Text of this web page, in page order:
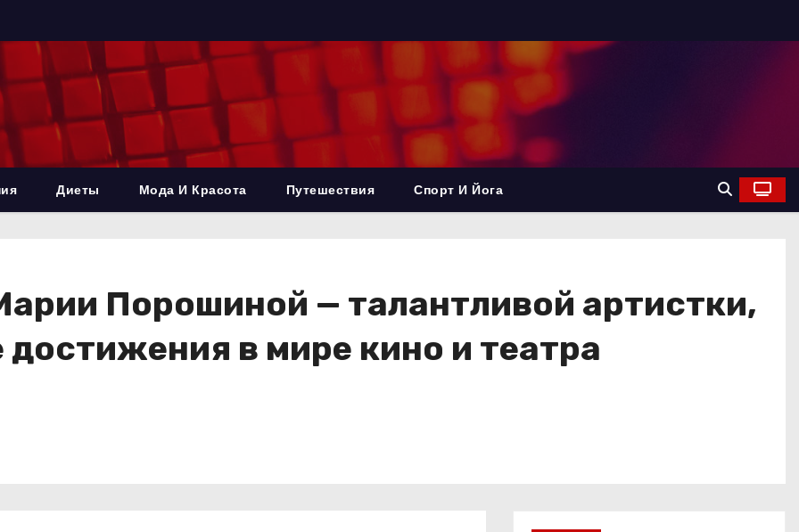
Диеты Мода И Красота Путешествия Спорт И Йога
Порошиной — талантливой артистки,
в мире кино и театра